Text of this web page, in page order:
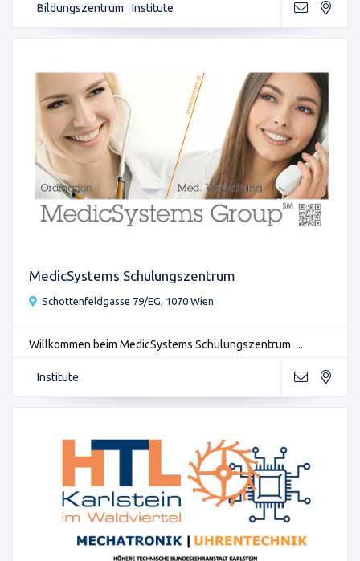
Bildungszentrum Institute
MedicSystems Schulungszentrum
Schottenfeldgasse 79/EG, 1070 Wien
Willkommen beim MedicSystems Schulungszentrum. ...
Institute